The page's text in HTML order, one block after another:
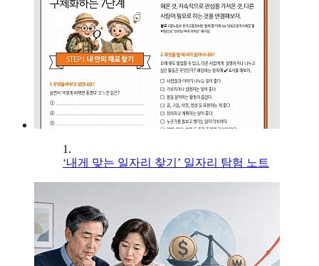
1.
‘내게 맞는 일자리 찾기’ 일자리 탐험 노트